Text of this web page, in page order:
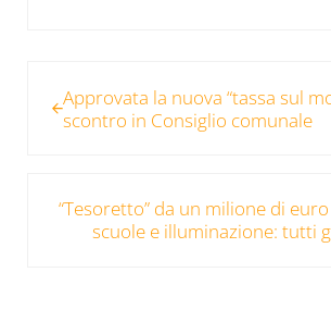
Approvata la nuova “tassa sul
scontro in Consiglio comunale
“Tesoretto” da un milione di
scuole e illuminazione: tutti